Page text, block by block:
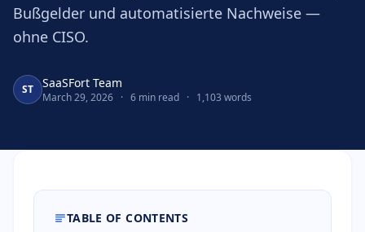
Bußgelder und automatisierte Nachweise —
ohne CISO.
ST SaaSFort Team
March 29, 2026 · 6 min read · 1,103 words
TABLE OF CONTENTS